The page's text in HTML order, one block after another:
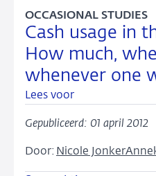
Cash usage in
How much,
whenever one
OCCASIONAL STUDIES
Lees voor
Gepubliceerd: 01 april 2012
Door: Nicole Jonker